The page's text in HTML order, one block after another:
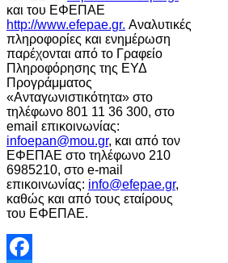
και του ΕΦΕΠΑΕ
http://www.efepae.gr. Αναλυτικές
πληροφορίες και ενημέρωση
παρέχονται από το Γραφείο
Πληροφόρησης της ΕΥΔ
Προγράμματος
«Ανταγωνιστικότητα» στο
τηλέφωνο 801 11 36 300, στο
email επικοινωνίας:
infoepan@mou.gr, και από τον
ΕΦΕΠΑΕ στο τηλέφωνο 210
6985210, στο e-mail
επικοινωνίας: info@efepae.gr,
καθώς και από τους εταίρους
του ΕΦΕΠΑΕ.